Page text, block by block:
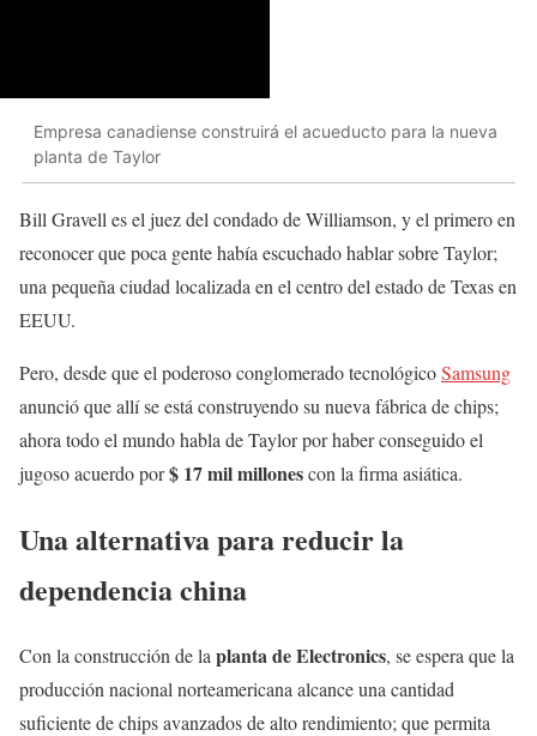
Empresa canadiense construirá el acueducto para la nueva
planta de Taylor
Bill Gravell es el juez del condado de Williamson, y el primero en
reconocer que poca gente había escuchado hablar sobre Taylor;
una pequeña ciudad localizada en el centro del estado de Texas en
EEUU.
Pero, desde que el poderoso conglomerado tecnológicoSamsung
anunció que allí se está construyendo su nueva fábrica de chips;
ahora todo el mundo habla de Taylor por haber conseguido el
jugoso acuerdo por$ 17 mil millonescon la firma asiática.
Una alternativa para reducir la
dependencia china
Con la construcción de la planta de Electronics, se espera que la
producción nacional norteamericana alcance una cantidad
suficiente de chips avanzados de alto rendimiento; que permita